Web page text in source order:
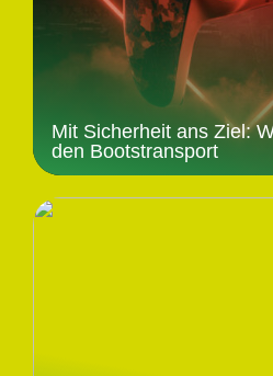
Mit Sicherheit ans Ziel:
den Bootstransport